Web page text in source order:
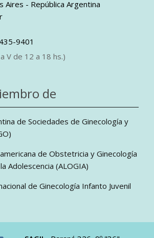
Aires - República Argentina
9401
V de 12 a 18 hs.)
de
de Sociedades de Ginecología y
de Obstetricia y Ginecología
Adolescencia (ALOGIA)
de Ginecología Infanto Juvenil